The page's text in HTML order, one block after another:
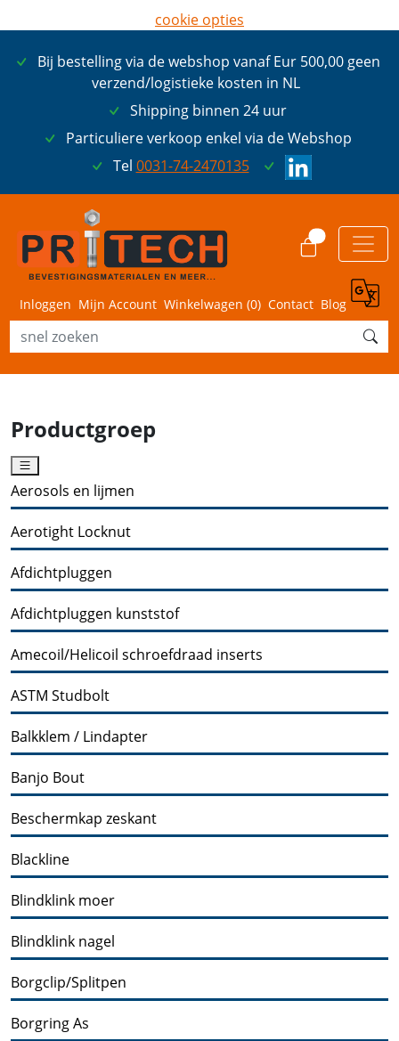
Bij bestelling via de webshop vanaf Eur 500,00 geen
verzend/logistieke kosten in NL
Shipping binnen 24 uur
Particuliere verkoop enkel via de Webshop
Tel 0031-74-2470135
Inloggen Mijn Account Winkelwagen (0) Contact Blog
Productgroep
Aerosols en lijmen
Aerotight Locknut
Afdichtpluggen
Afdichtpluggen kunststof
Amecoil/Helicoil schroefdraad inserts
ASTM Studbolt
Balkklem / Lindapter
Banjo Bout
Beschermkap zeskant
Blackline
Blindklink moer
Blindklink nagel
Borgclip/Splitpen
Borgring As
cookie opties
ik ga akkoord met cookies